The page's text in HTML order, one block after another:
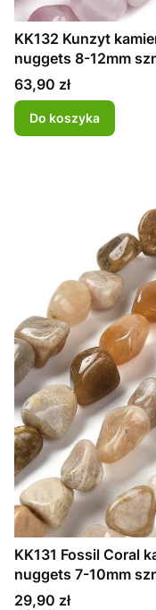
KK132 Kunzyt
nuggets 8-12mm
Cena
63,90 zł
Do koszyka
KK131 Fossil Coral
nuggets 7-10mm
Cena
29,90 zł